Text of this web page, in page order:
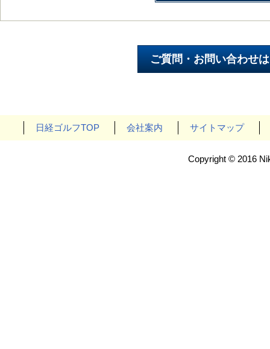
日経ゴルフTOP 会社案内 サイトマップ
Copyright © 2016